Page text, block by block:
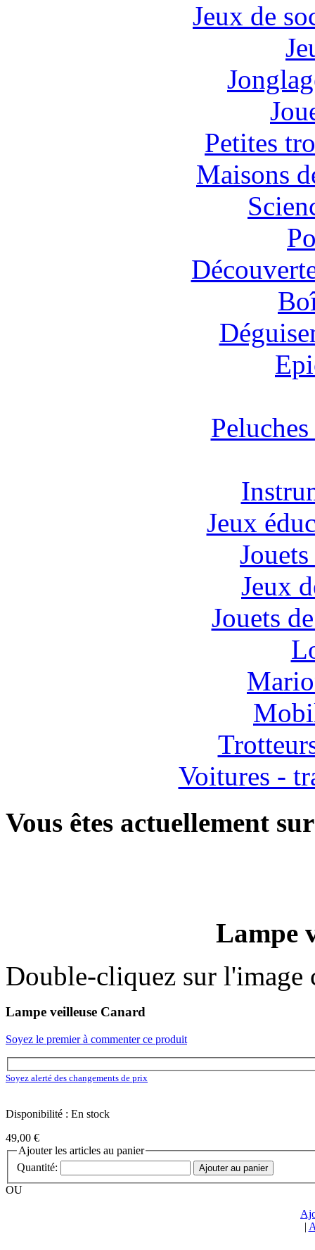
Jeux de
Petites
Maisons
Jeux
Jeux
Jouets
Voitures -
Vous êtes actuellement
Lampe
Double-cliquez sur l'image
Lampe veilleuse Canard
Soyez le premier à commenter ce produit
Soyez alerté des changements de prix
Disponibilité : En stock
49,00 €
Ajouter les articles au panier
Quantité:
Ajouter au panier
OU
|